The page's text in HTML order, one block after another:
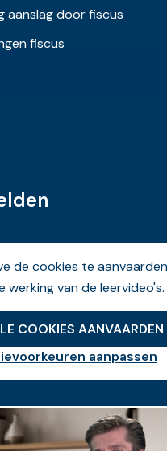
aanslag door fiscus
fiscus
de cookies te
werking van de leervideo's.
COOKIES AANVAARDEN
aanpassen